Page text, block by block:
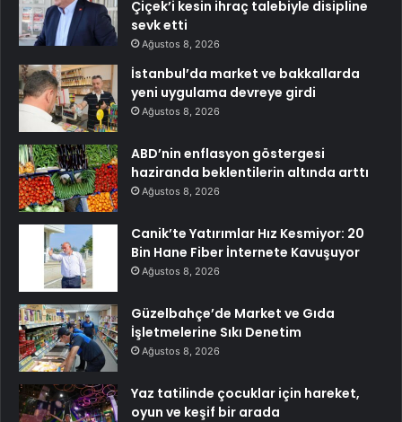
Çiçek’i kesin ihraç talebiyle disipline
sevk etti
Ağustos 8, 2026
İstanbul’da market ve bakkallarda
yeni uygulama devreye girdi
Ağustos 8, 2026
ABD’nin enflasyon göstergesi
haziranda beklentilerin altında arttı
Ağustos 8, 2026
Canik’te Yatırımlar Hız Kesmiyor: 20
Bin Hane Fiber İnternete Kavuşuyor
Ağustos 8, 2026
Güzelbahçe’de Market ve Gıda
İşletmelerine Sıkı Denetim
Ağustos 8, 2026
Yaz tatilinde çocuklar için hareket,
oyun ve keşif bir arada